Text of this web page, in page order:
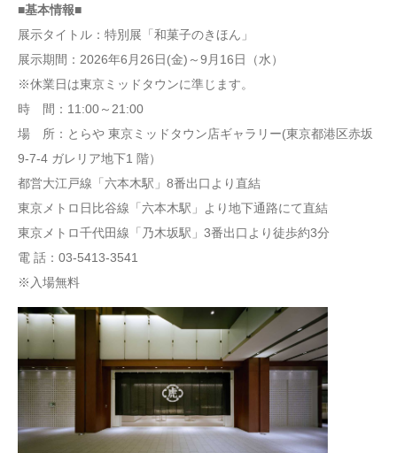
■基本情報■
展示タイトル：特別展「和菓子のきほん」
展示期間：2026年6月26日(金)～9月16日（水）
※休業日は東京ミッドタウンに準じます。
時 間：11:00～21:00
場 所：とらや 東京ミッドタウン店ギャラリー(東京都港区赤坂
9-7-4 ガレリア地下1 階）
都営大江戸線「六本木駅」8番出口より直結
東京メトロ日比谷線「六本木駅」より地下通路にて直結
東京メトロ千代田線「乃木坂駅」3番出口より徒歩約3分
電 話：03-5413-3541
※入場無料